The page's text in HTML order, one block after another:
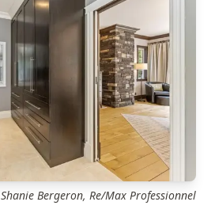
Shanie Bergeron, Re/Max Professionnel